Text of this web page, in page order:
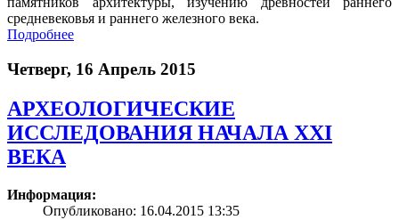
средневековья и раннего железного века.
Подробнее
Четверг, 16 Апрель 2015
АРХЕОЛОГИЧЕСКИЕ
ИССЛЕДОВАНИЯ НАЧАЛА XXI
ВЕКА
Информация:
Опубликовано: 16.04.2015 13:35